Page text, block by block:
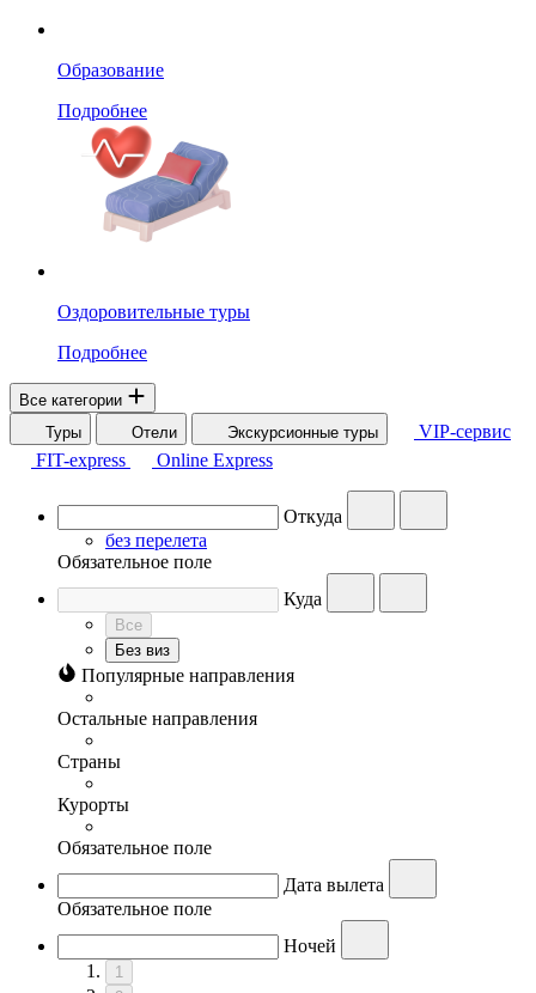
Образование
Подробнее
Оздоровительные туры
Подробнее
Все категории
Туры
Отели Экскурсионные туры
VIP-сервис
FIT-express
Online Express
Откуда
без перелета
Обязательное поле
Куда
Все
Без виз
Популярные направления
Остальные направления
Страны
Курорты
Обязательное поле
Дата вылета
Обязательное поле
Ночей
1